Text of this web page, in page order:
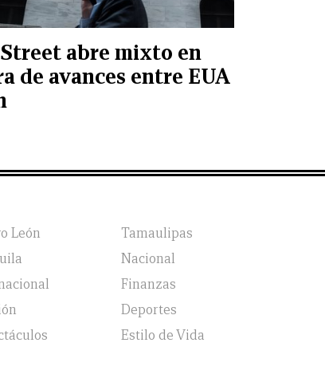
abre mixto en
de avances entre EUA
León
Tamaulipas
Nacional
Finanzas
Deportes
Estilo de Vida